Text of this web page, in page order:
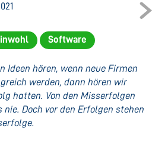
Software
Ideen hören, wenn neue Firmen
werden, dann hören wir
hatten. Von den Misserfolgen
Doch vor den Erfolgen stehen